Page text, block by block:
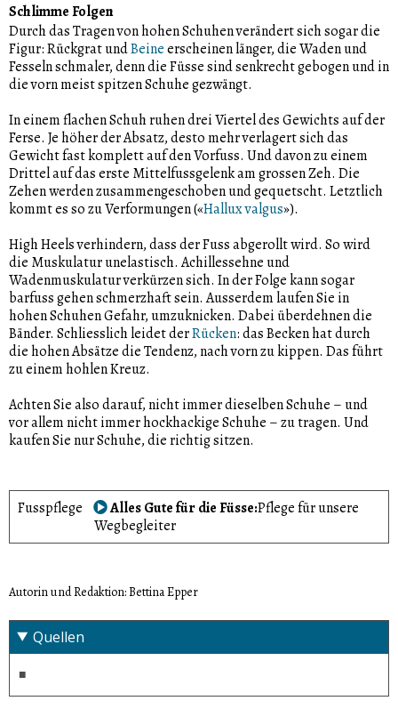
Schlimme Folgen
Durch das Tragen von hohen Schuhen verändert sich sogar die
Figur: Rückgrat undBeineerscheinen länger, die Waden und
Fesseln schmaler, denn die Füsse sind senkrecht gebogen und in
die vorn meist spitzen Schuhe gezwängt.
In einem flachen Schuh ruhen drei Viertel des Gewichts auf der
Ferse. Je höher der Absatz, desto mehr verlagert sich das
Gewicht fast komplett auf den Vorfuss. Und davon zu einem
Drittel auf das erste Mittelfussgelenk am grossen Zeh. Die
Zehen werden zusammengeschoben und gequetscht. Letztlich
kommt es so zu Verformungen («Hallux valgus»).
High Heels verhindern, dass der Fuss abgerollt wird. So wird
die Muskulatur unelastisch. Achillessehne und
Wadenmuskulatur verkürzen sich. In der Folge kann sogar
barfuss gehen schmerzhaft sein. Ausserdem laufen Sie in
hohen Schuhen Gefahr, umzuknicken. Dabei überdehnen die
Bänder. Schliesslich leidet derRücken: das Becken hat durch
die hohen Absätze die Tendenz, nach vorn zu kippen. Das führt
zu einem hohlen Kreuz.
Achten Sie also darauf, nicht immer dieselben Schuhe – und
vor allem nicht immer hockhackige Schuhe – zu tragen. Und
kaufen Sie nur Schuhe, die richtig sitzen.
Fusspflege Alles Gute für die Füsse Pflege für unsere
Wegbegleiter
Autorin und Redaktion: Bettina Epper
Quellen